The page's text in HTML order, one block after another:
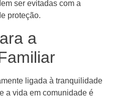
ser evitadas com a
proteção.
a
ligada à tranquilidade
a vida em comunidade é